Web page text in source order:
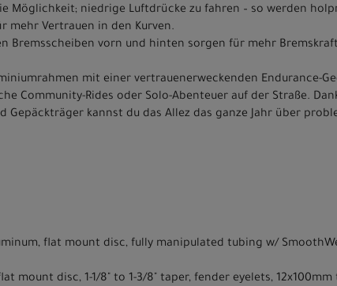
Möglichkeit; niedrige Luftdrücke zu fahren – so werden
mehr Vertrauen in den Kurven.
Bremsscheiben vorn und hinten sorgen für mehr
mit einer vertrauenerweckenden Endurance-
Community-Rides oder Solo-Abenteuer auf der Straße.
Gepäckträger kannst du das Allez das ganze Jahr über
flat mount disc, fully manipulated tubing w/
mount disc, 1-1/8" to 1-3/8" taper, fender eyelets, 12x100mm